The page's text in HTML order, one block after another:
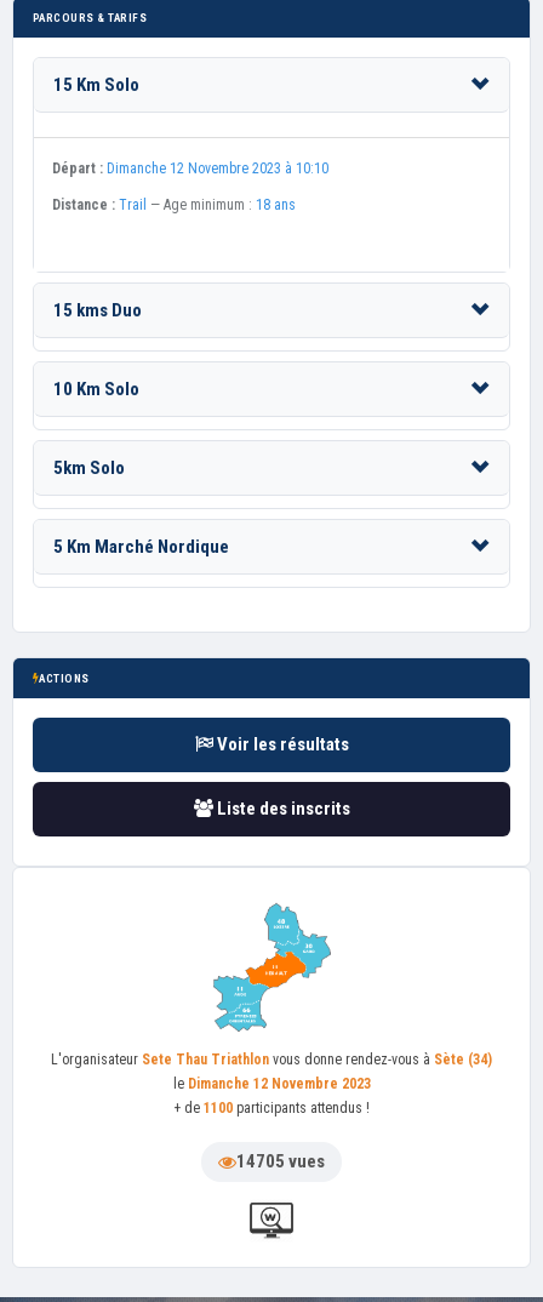
PARCOURS & TARIFS
15 Km Solo
Départ : Dimanche 12 Novembre 2023 à 10:10
Distance : Trail — Age minimum : 18 ans
15 kms Duo
10 Km Solo
5km Solo
5 Km Marché Nordique
ACTIONS
Voir les résultats
Liste des inscrits
L'organisateur Sete Thau Triathlon vous donne rendez-vous à Sète (34)
le Dimanche 12 Novembre 2023
+ de 1100 participants attendus !
14705 vues